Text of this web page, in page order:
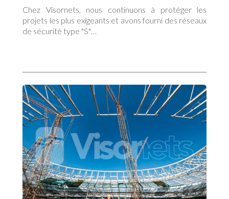
Chez Visornets, nous continuons à protéger les
projets les plus exigeants et avons fourni des réseaux
de sécurité type "S"…